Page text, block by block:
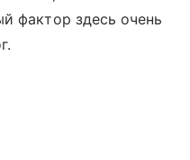
фактор здесь очень